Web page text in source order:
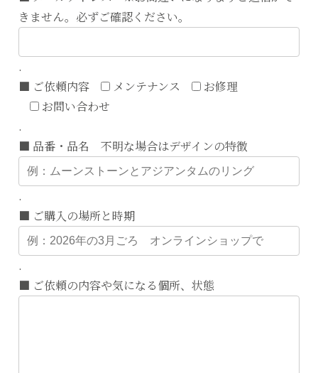
きません。必ずご確認ください。
.
■ ご依頼内容
メンテナンス
お修理
お問い合わせ
.
■ 品番・品名 不明な場合はデザインの特徴
.
■ ご購入の場所と時期
.
■ ご依頼の内容や気になる個所、状態